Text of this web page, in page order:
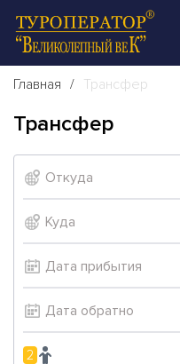
Главная Трансфер
Трансфер
2